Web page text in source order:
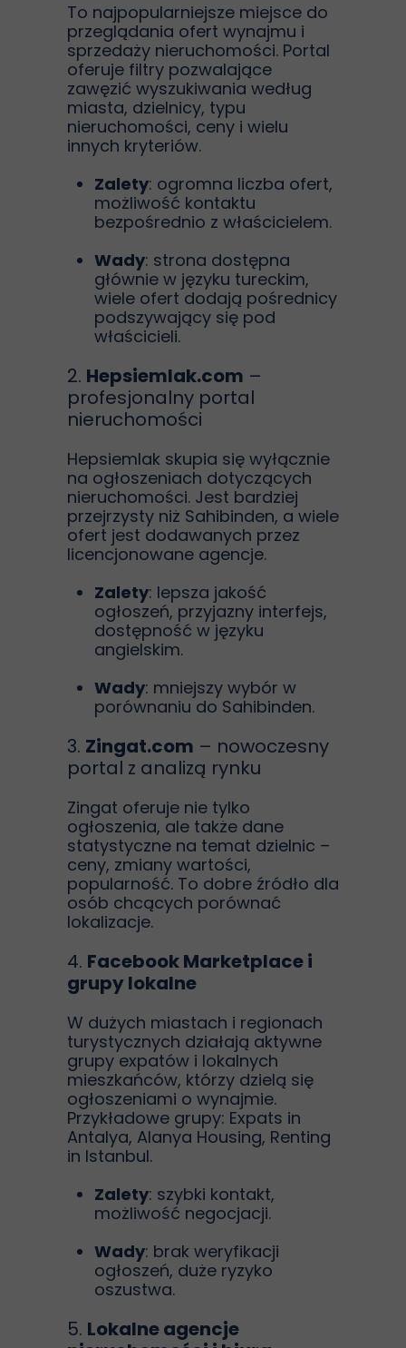
To najpopularniejsze miejsce do
przeglądania ofert wynajmu i
sprzedaży nieruchomości. Portal
oferuje filtry pozwalające
zawęzić wyszukiwania według
miasta, dzielnicy, typu
nieruchomości, ceny i wielu
innych kryteriów.
Zalety: ogromna liczba ofert,
możliwość kontaktu
bezpośrednio z właścicielem.
Wady: strona dostępna
głównie w języku tureckim,
wiele ofert dodają pośrednicy
podszywający się pod
właścicieli.
2. Hepsiemlak.com –
profesjonalny portal
nieruchomości
Hepsiemlak skupia się wyłącznie
na ogłoszeniach dotyczących
nieruchomości. Jest bardziej
przejrzysty niż Sahibinden, a wiele
ofert jest dodawanych przez
licencjonowane agencje.
Zalety: lepsza jakość
ogłoszeń, przyjazny interfejs,
dostępność w języku
angielskim.
Wady: mniejszy wybór w
porównaniu do Sahibinden.
3. Zingat.com – nowoczesny
portal z analizą rynku
Zingat oferuje nie tylko
ogłoszenia, ale także dane
statystyczne na temat dzielnic –
ceny, zmiany wartości,
popularność. To dobre źródło dla
osób chcących porównać
lokalizacje.
4. Facebook Marketplace i
grupy lokalne
W dużych miastach i regionach
turystycznych działają aktywne
grupy expatów i lokalnych
mieszkańców, którzy dzielą się
ogłoszeniami o wynajmie.
Przykładowe grupy: Expats in
Antalya, Alanya Housing, Renting
in Istanbul.
Zalety: szybki kontakt,
możliwość negocjacji.
Wady: brak weryfikacji
ogłoszeń, duże ryzyko
oszustwa.
5. Lokalne agencje